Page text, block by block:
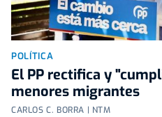
POLÍTICA
El PP rectifica y
menores migrantes
CARLOS C. BORRA | NTM